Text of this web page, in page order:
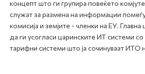
Медиа центар
Контакт
концепт што ги групира повеќето
служат за размена на информации
комисија и земјите - членки на ЕУ.
да ги усогласи царинските ИТ системи
тарифни системи што ја сочинуваат ИТО